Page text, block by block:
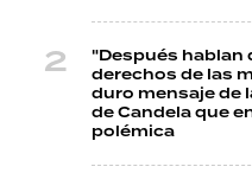
"Después hablan
derechos de las
duro mensaje de
de Candela que
polémica